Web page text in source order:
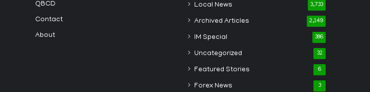
QBCD
Contact
About
Local News 3,733
Archived Articles 2,149
IM Special 386
Uncategorized 32
Featured Stories 6
Forex News 3